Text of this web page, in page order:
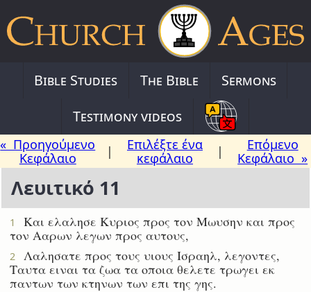
Bible Studies The Bible
Sermons
Testimony videos
« Προηγούμενο
Κεφάλαιο
|
Επιλέξτε ένα
κεφάλαιο
|
Επόμενο
Κεφάλαιο »
Λευιτικό 11
1
Και ελαλησε Κυριος προς τον Μωυσην και προς
τον Ααρων λεγων προς αυτους,
2
Λαλησατε προς τους υιους Ισραηλ, λεγοντες,
Ταυτα ειναι τα ζωα τα οποια θελετε τρωγει εκ
παντων των κτηνων των επι της γης.